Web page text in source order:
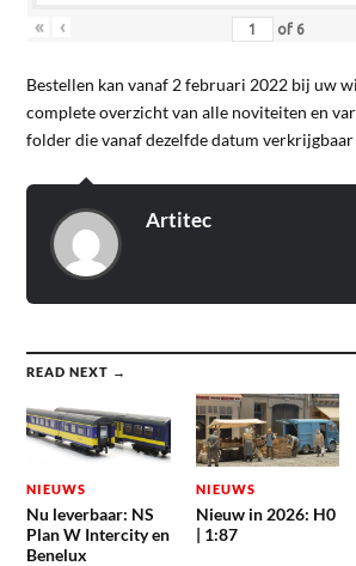
« ‹ of 6
Bestellen kan vanaf 2 februari 2022 bij uw
complete overzicht van alle noviteiten en
folder die vanaf dezelfde datum verkrijgbaar
Artitec
READ NEXT →
NIEUWS
Nu leverbaar: NS
Plan W Intercity en
Benelux
NIEUWS
Nieuw in 2026: H0
| 1:87